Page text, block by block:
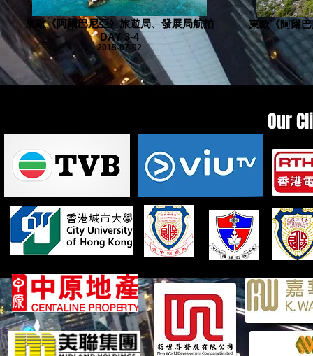
東歐《阿爾巴尼亞》旅遊局、發展局航拍
DAY 3-4
2015-07-02
東歐《阿爾
Our